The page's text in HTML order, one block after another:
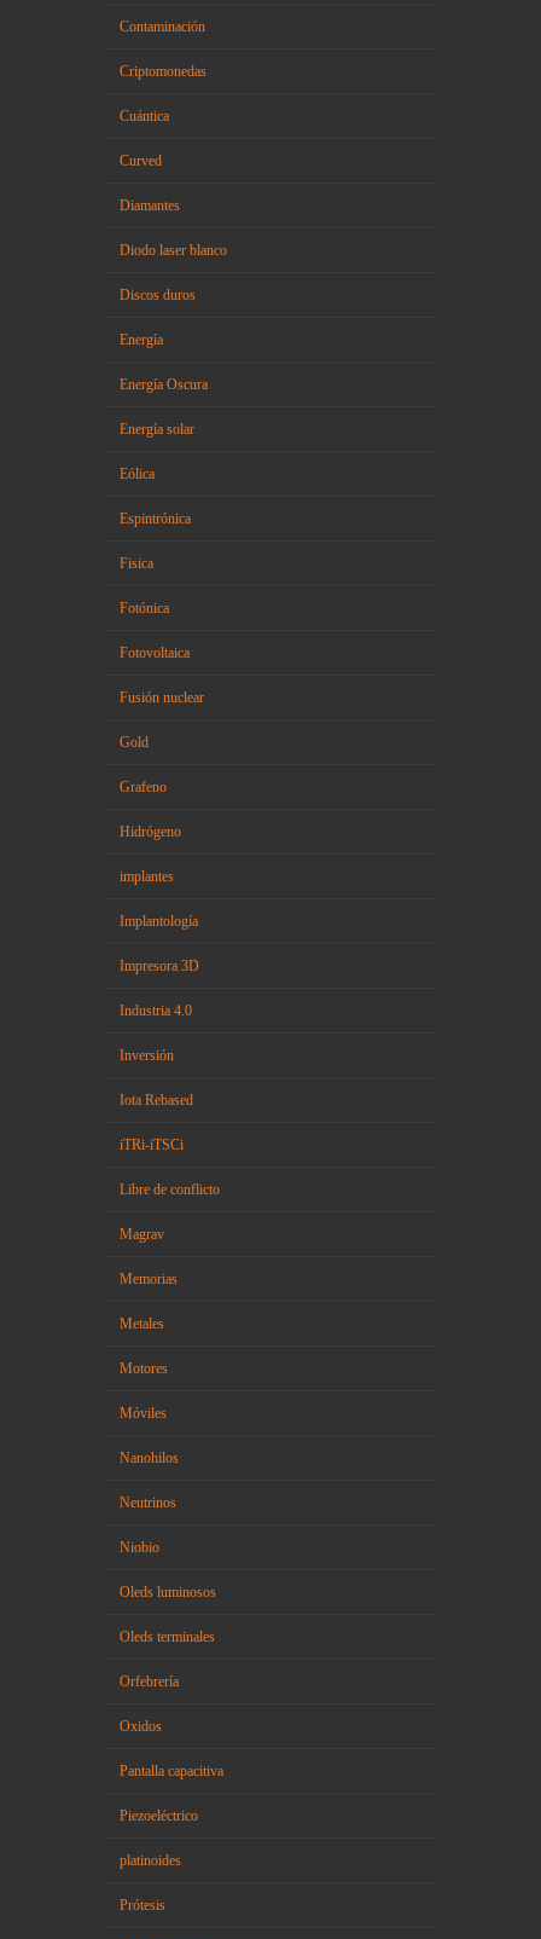
Contaminación
Criptomonedas
Cuántica
Curved
Diamantes
Diodo laser blanco
Discos duros
Energía
Energía Oscura
Energía solar
Eólica
Espintrónica
Fisica
Fotónica
Fotovoltaica
Fusión nuclear
Gold
Grafeno
Hidrógeno
implantes
Implantología
Impresora 3D
Industria 4.0
Inversión
Iota Rebased
iTRi-iTSCi
Libre de conflicto
Magrav
Memorias
Metales
Motores
Móviles
Nanohilos
Neutrinos
Niobio
Oleds luminosos
Oleds terminales
Orfebrería
Oxidos
Pantalla capacitiva
Piezoeléctrico
platinoides
Prótesis